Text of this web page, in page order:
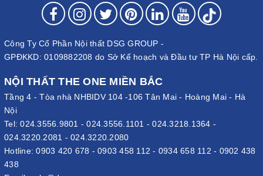
Công Ty Cổ Phần Nội thất DSG GROUP -
GPĐKKD: 0109882208 do Sở Kế hoạch và Đầu tư TP Hà Nội cấp.
NỘI THẤT THE ONE MIỀN BẮC
Tầng 4 - Tòa nhà NHBIDV 104 -106 Tân Mai - Hoàng Mai - Hà
Nội
Tel:024.3556.9801 -024.3556.1101 -024.3218.1364 -
024.3220.2081 - 024.3220.2080
Hotline:0903 420 678 - 0903 458 112 - 0934 658 112 - 0902 438
438